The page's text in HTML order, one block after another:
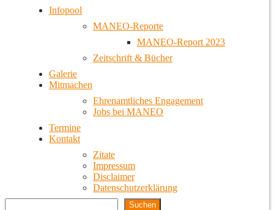
Infopool
MANEO-Reporte
MANEO-Report 2023
Zeitschrift & Bücher
Galerie
Mitmachen
Ehrenamtliches Engagement
Jobs bei MANEO
Termine
Kontakt
Zitate
Impressum
Disclaimer
Datenschutzerklärung
Suchen